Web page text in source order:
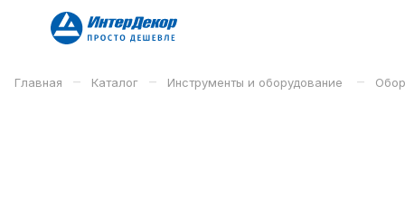
Главная – Каталог – Инструменты и оборудование –